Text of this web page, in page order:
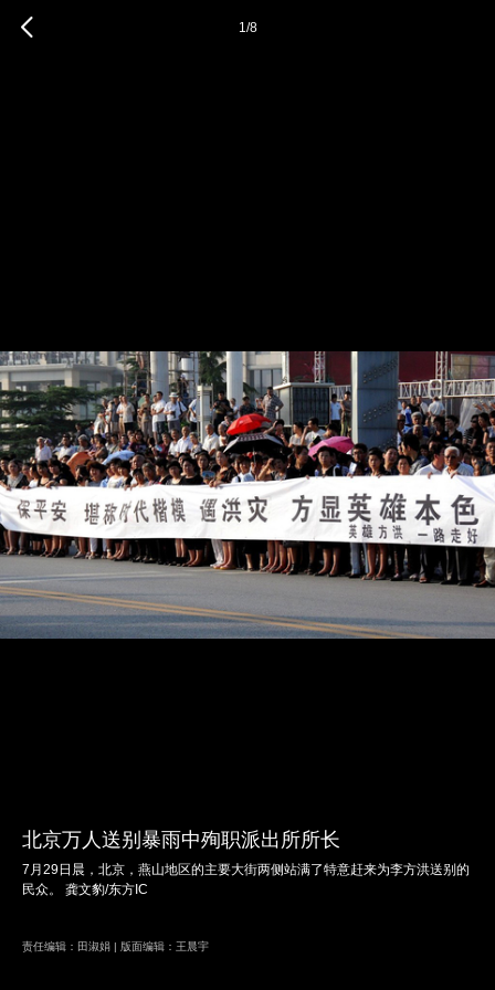
1/8
北京万人送别暴雨中殉职派出所所长
7月29日晨，北京，燕山地区的主要大街两侧站满了特意赶来为李方洪送别的
民众。 龚文豹/东方IC
责任编辑：田淑娟 | 版面编辑：王晨宇